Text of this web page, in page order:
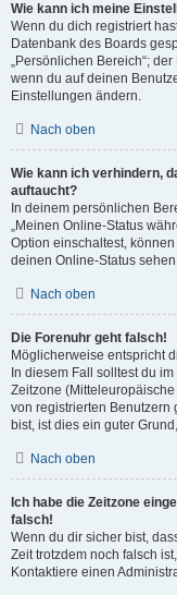
Wie kann ich meine
Wenn du dich registriert
Datenbank des Boards
„Persönlichen Bereich“;
wenn du auf deinen
Einstellungen ändern.
Nach oben
Wie kann ich verhindern,
auftaucht?
In deinem persönlichen
„Meinen Online-Status
Option einschaltest,
deinen Online-Status
Nach oben
Die Forenuhr geht falsch!
Möglicherweise entspricht
In diesem Fall solltest du
Zeitzone
von registrierten Benutzern
bist, ist dies ein guter
Nach oben
Ich habe die Zeitzone
falsch!
Wenn du dir sicher bist,
Zeit trotzdem noch falsch
Kontaktiere einen